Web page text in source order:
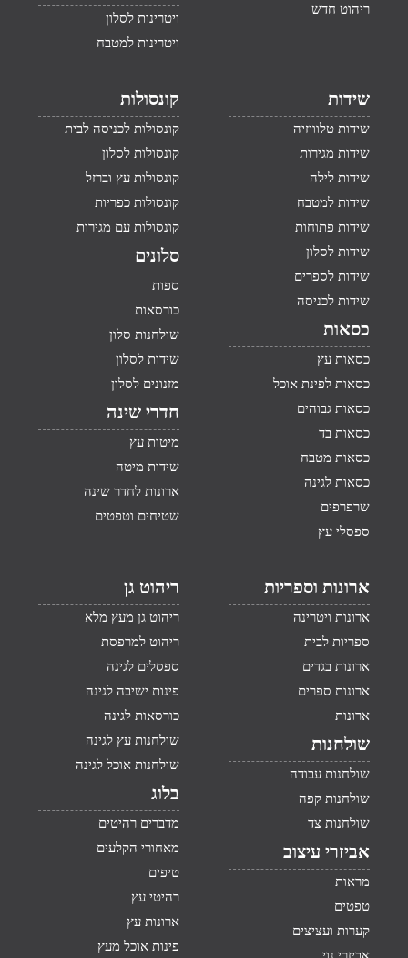
ריהוט חדש
ויטרינות לסלון
ויטרינות למטבח
שידות
שידות טלוויזיה
שידות מגירות
שידות לילה
שידות למטבח
שידות פתוחות
שידות לסלון
שידות לספרים
שידות לכניסה
כסאות
כסאות עץ
כסאות לפינת אוכל
כסאות גבוהים
כסאות בד
כסאות מטבח
כסאות לגינה
שרפרפים
ספסלי עץ
קונסולות
קונסולות לכניסה לבית
קונסולות לסלון
קונסולות עץ וברזל
קונסולות כפריות
קונסולות עם מגירות
סלונים
ספות
כורסאות
שולחנות סלון
שידות לסלון
מזנונים לסלון
חדרי שינה
מיטות עץ
שידות מיטה
ארונות לחדר שינה
שטיחים וטפטים
ארונות וספריות
ארונות ויטרינה
ספריות לבית
ארונות בגדים
ארונות ספרים
ארונות
שולחנות
שולחנות עבודה
שולחנות קפה
שולחנות צד
אביזרי עיצוב
מראות
טפטים
קערות ועציצים
ריהוט גן
ריהוט גן מעץ מלא
ריהוט למרפסת
ספסלים לגינה
פינות ישיבה לגינה
כורסאות לגינה
שולחנות עץ לגינה
שולחנות אוכל לגינה
בלוג
מדברים רהיטים
מאחורי הקלעים
טיפים
רהיטי עץ
ארונות עץ
פינות אוכל מעץ